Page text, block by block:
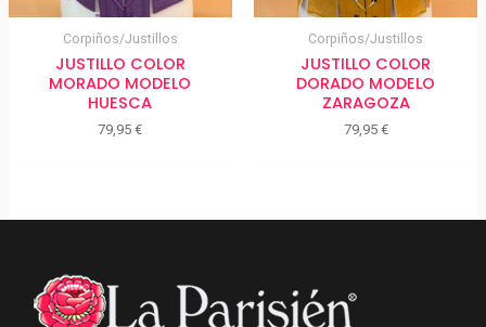
Corpiños/Justillos
JUSTILLO COLOR
MORADO MODELO
HUESCA
79,95€
Corpiños/Justillos
JUSTILLO COLOR
DORADO MODELO
ZARAGOZA
79,95 €